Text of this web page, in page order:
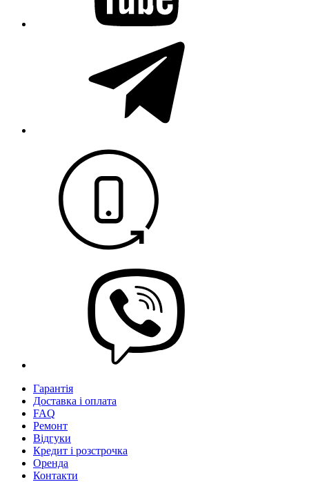
Гарантія
Доставка і оплата
FAQ
Ремонт
Відгуки
Кредит і розстрочка
Оренда
Контакти